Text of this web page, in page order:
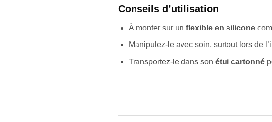
Conseils d’utilisation
À monter sur un flexible en silicone
Manipulez-le avec soin, surtout lors de
Transportez-le dans son étui cartonné